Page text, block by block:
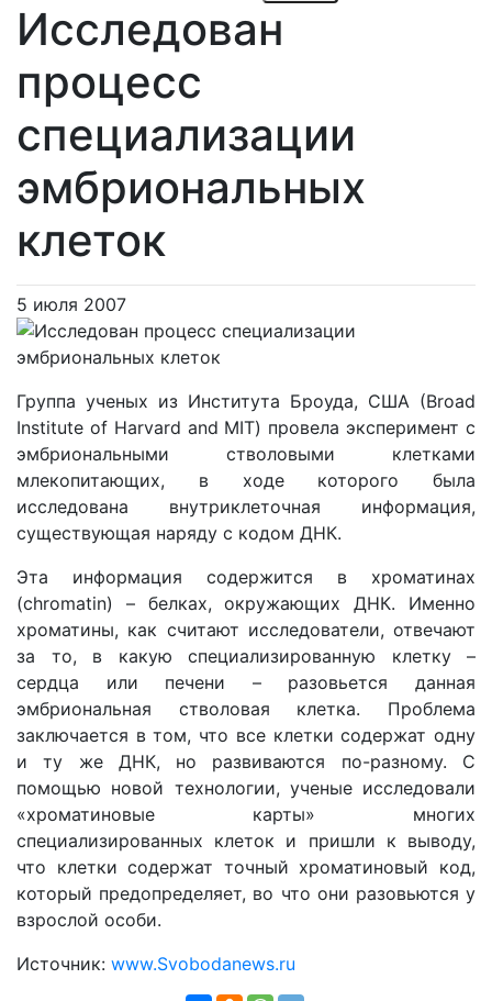
Исследован
процесс
специализации
эмбриональных
клеток
5 июля 2007
Группа ученых из Института Броуда, США (Broad
Institute of Harvard and MIT) провела эксперимент с
эмбриональными стволовыми клетками
млекопитающих, в ходе которого была
исследована внутриклеточная информация,
существующая наряду с кодом ДНК.
Эта информация содержится в хроматинах
(chromatin) – белках, окружающих ДНК. Именно
хроматины, как считают исследователи, отвечают
за то, в какую специализированную клетку –
сердца или печени – разовьется данная
эмбриональная стволовая клетка. Проблема
заключается в том, что все клетки содержат одну
и ту же ДНК, но развиваются по-разному. С
помощью новой технологии, ученые исследовали
«хроматиновые карты» многих
специализированных клеток и пришли к выводу,
что клетки содержат точный хроматиновый код,
который предопределяет, во что они разовьются у
взрослой особи.
Источник: www.Svobodanews.ru